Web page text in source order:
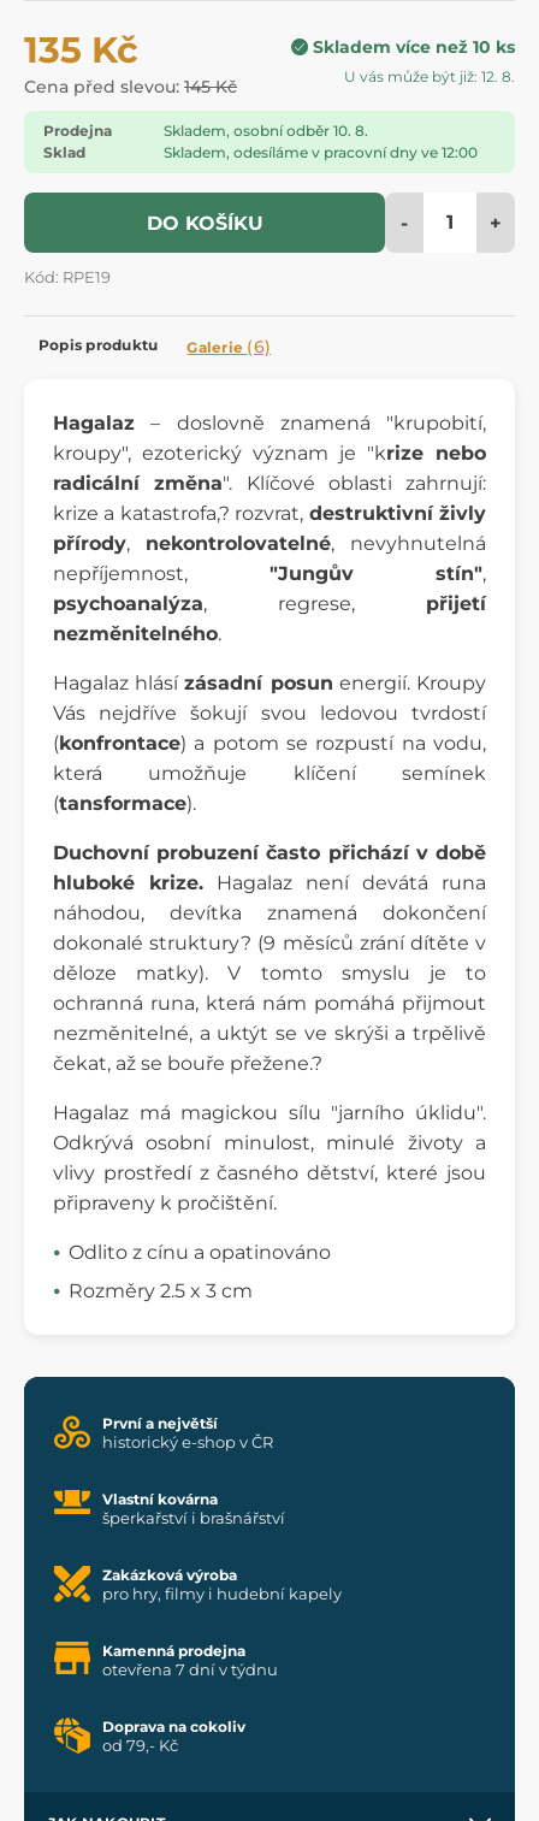
135 Kč
Cena před slevou: 145 Kč
Skladem více než 10 ks
U vás může být již: 12. 8.
Prodejna
Skladem, osobní odběr 10. 8.
Sklad
Skladem, odesíláme v pracovní dny ve 12:00
DO KOŠÍKU - +
Kód: RPE19
Popis produktu Galerie (6)
Hagalaz – doslovně znamená "krupobití,
kroupy", ezoterický význam je "krize nebo
radicální změna". Klíčové oblasti zahrnují:
krize a katastrofa,? rozvrat, destruktivní živly
přírody, nekontrolovatelné, nevyhnutelná
nepříjemnost, "Jungův stín",
psychoanalýza, regrese, přijetí
nezměnitelného.
Hagalaz hlásízásadní posun energií. Kroupy
Vás nejdříve šokují svou ledovou tvrdostí
(konfrontace) a potom se rozpustí na vodu,
která umožňuje klíčení semínek
(tansformace).
Duchovní probuzení často přichází v době
hluboké krize. Hagalaz není devátá runa
náhodou, devítka znamená dokončení
dokonalé struktury? (9 měsíců zrání dítěte v
děloze matky). V tomto smyslu je to
ochranná runa, která nám pomáhá přijmout
nezměnitelné, a uktýt se ve skrýši a trpělivě
čekat, až se bouře přežene.?
Hagalaz má magickou sílu "jarního úklidu".
Odkrývá osobní minulost, minulé životy a
vlivy prostředí z časného dětství, které jsou
připraveny k pročištění.
Odlito z cínu a opatinováno
Rozměry 2.5 x 3 cm
První a největší
historický e-shop v ČR
Vlastní kovárna
šperkařství i brašnářství
Zakázková výroba
pro hry, filmy i hudební kapely
Kamenná prodejna
otevřena 7 dní v týdnu
Doprava na cokoliv
od 79,- Kč